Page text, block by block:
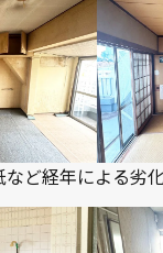
ど経年による劣